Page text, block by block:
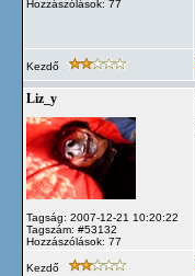
Hozzászólások: 77
Kezdő
Liz_y
Tagság: 2007-12-21 10:20:22
Tagszám: #53132
Hozzászólások: 77
Kezdő